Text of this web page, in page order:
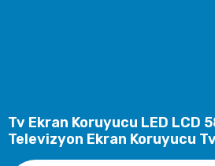
Tv Ekran Koruyucu LED LCD
Televizyon Ekran Koruyucu